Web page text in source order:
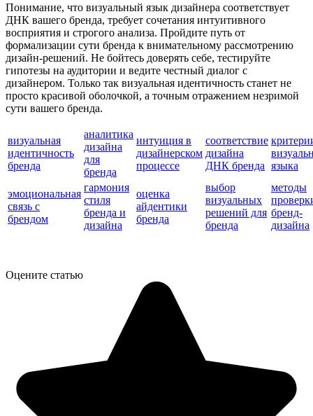
Понимание, что визуальный язык дизайнера соответствует
ДНК вашего бренда, требует сочетания интуитивного
восприятия и строгого анализа. Пройдите путь от
формализации сути бренда к внимательному рассмотрению
дизайн-решений. Не бойтесь доверять себе, тестируйте
гипотезы на аудитории и ведите честный диалог с
дизайнером. Только так визуальная идентичность станет не
просто красивой оболочкой, а точным отражением незримой
сути вашего бренда.
визуальная
идентичность
бренда
аналитика
дизайна
для
бренда
интуиция в
дизайнерском
процессе
соответствие
дизайна
ДНК бренда языка
эмоциональная
связь с
брендом
гармония
стиля
бренда и
дизайна
оценка
айдентики
бренда
выбор
визуальных
решений для
бренда
методы
бренд-
дизайна
Оцените статью